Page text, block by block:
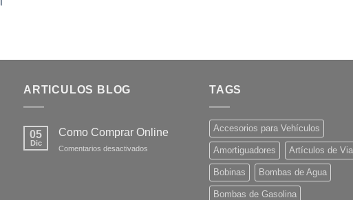
ARTICULOS BLOG
05
Dic
Como Comprar Online
Comentarios desactivados
TAGS
Accesorios para Vehículos
Amortiguadores Artículos de
Bobinas Bombas de Agua
Bombas de Gasolina